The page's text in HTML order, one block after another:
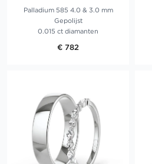
Palladium 585 4.0 & 3.0 mm
Gepolijst
0.015 ct diamanten
€ 782